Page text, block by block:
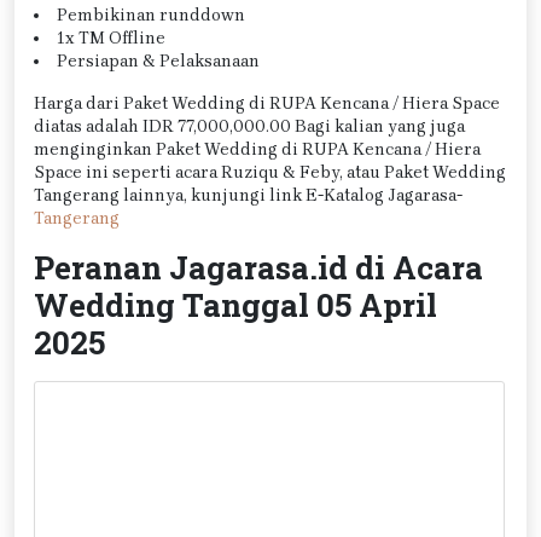
Pembikinan runddown
1x TM Offline
Persiapan & Pelaksanaan
Harga dari Paket Wedding di RUPA Kencana / Hiera Space
diatas adalah IDR 77,000,000.00 Bagi kalian yang juga
menginginkan Paket Wedding di RUPA Kencana / Hiera
Space ini seperti acara Ruziqu & Feby, atau Paket Wedding
Tangerang lainnya, kunjungi link E-Katalog Jagarasa-
Tangerang
Peranan Jagarasa.id di Acara
Wedding Tanggal 05 April
2025